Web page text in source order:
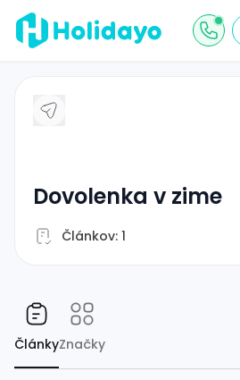
dovolenka v zime
Článkov: 1
ČlánkyZnačky